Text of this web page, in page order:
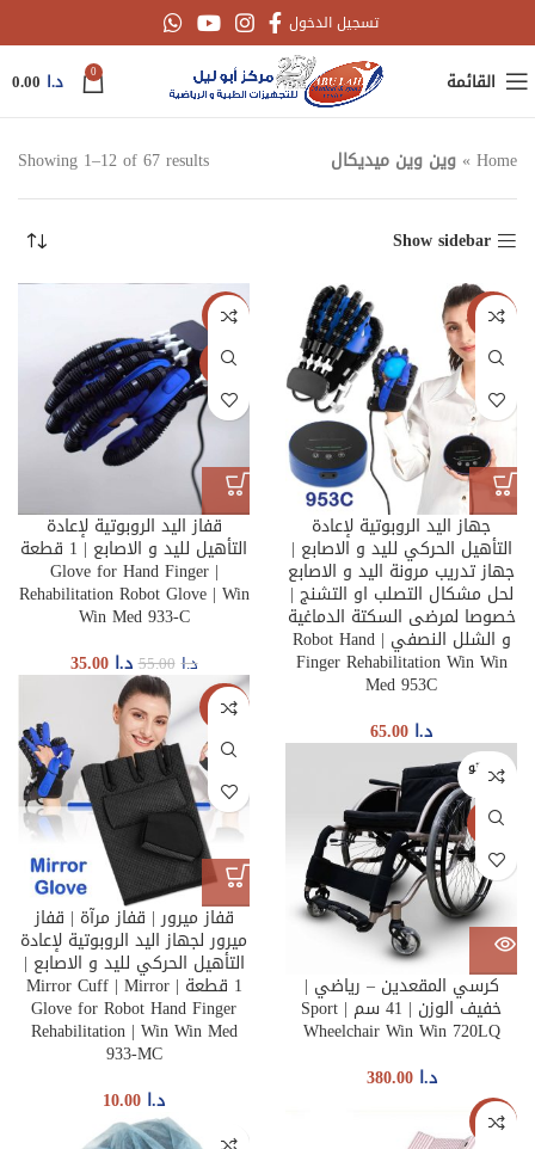
تسجيل الدخول
القائمة 0 د.ا 0.00
Home
» وين وين ميديكال Showing 1–12 of 67 results
Show sidebar
جديدنا
جهاز اليد الروبوتية لإعادة
التأهيل الحركي لليد و ‏الاصابع |
جهاز تدريب مرونة اليد و الاصابع
لحل مشكال التصلب ‏او التشنج |
خصوصا لمرضى السكتة الدماغية
و‎ ‎الشلل النصفي | Robot Hand
Finger Rehabilitation Win Win
Med 953C
د.ا 65.00
-36%
جديدنا
قفاز اليد الروبوتية لإعادة
التأهيل لليد ‏و الاصابع | 1 قطعة
| Glove for Hand Finger
Rehabilitation Robot Glove | Win
Win Med 933-C
د.ا 55.00 د.ا 35.00
جديدنا
قفاز ميرور | قفاز مرآة | قفاز
ميرور لجهاز اليد الروبوتية لإعادة
التأهيل الحركي لليد و ‏الاصابع |
1 قطعة | Mirror Cuff | Mirror
Glove for Robot Hand Finger
Rehabilitation | Win Win Med
933-MC
د.ا 10.00
غير متو
فر
جديدنا
كرسي المقعدين – رياضي |
خفيف الوزن | 41 سم | Sport
Wheelchair Win Win 720LQ
د.ا 380.00
-7%